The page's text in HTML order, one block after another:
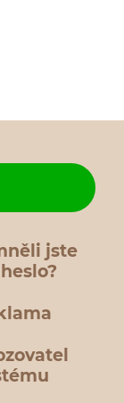
jste